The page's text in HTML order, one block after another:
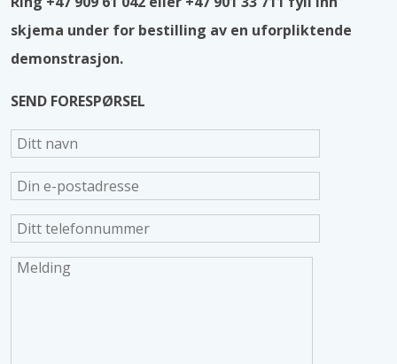
skjema under for bestilling av en uforpliktende
demonstrasjon.
SEND FORESPØRSEL